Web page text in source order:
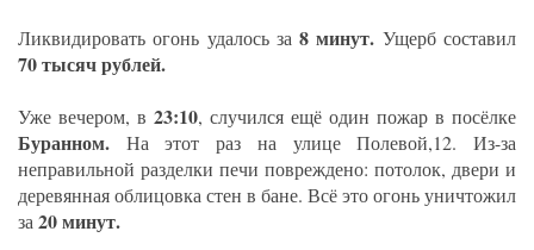
Ликвидировать огонь удалось за8 минут. Ущерб составил
70 тысяч рублей.
Уже вечером, в 23:10, случился ещё один пожар в посёлке
Буранном. На этот раз на улице Полевой,12. Из-за
неправильной разделки печи повреждено: потолок, двери и
деревянная облицовка стен в бане. Всё это огонь уничтожил
за 20 минут.